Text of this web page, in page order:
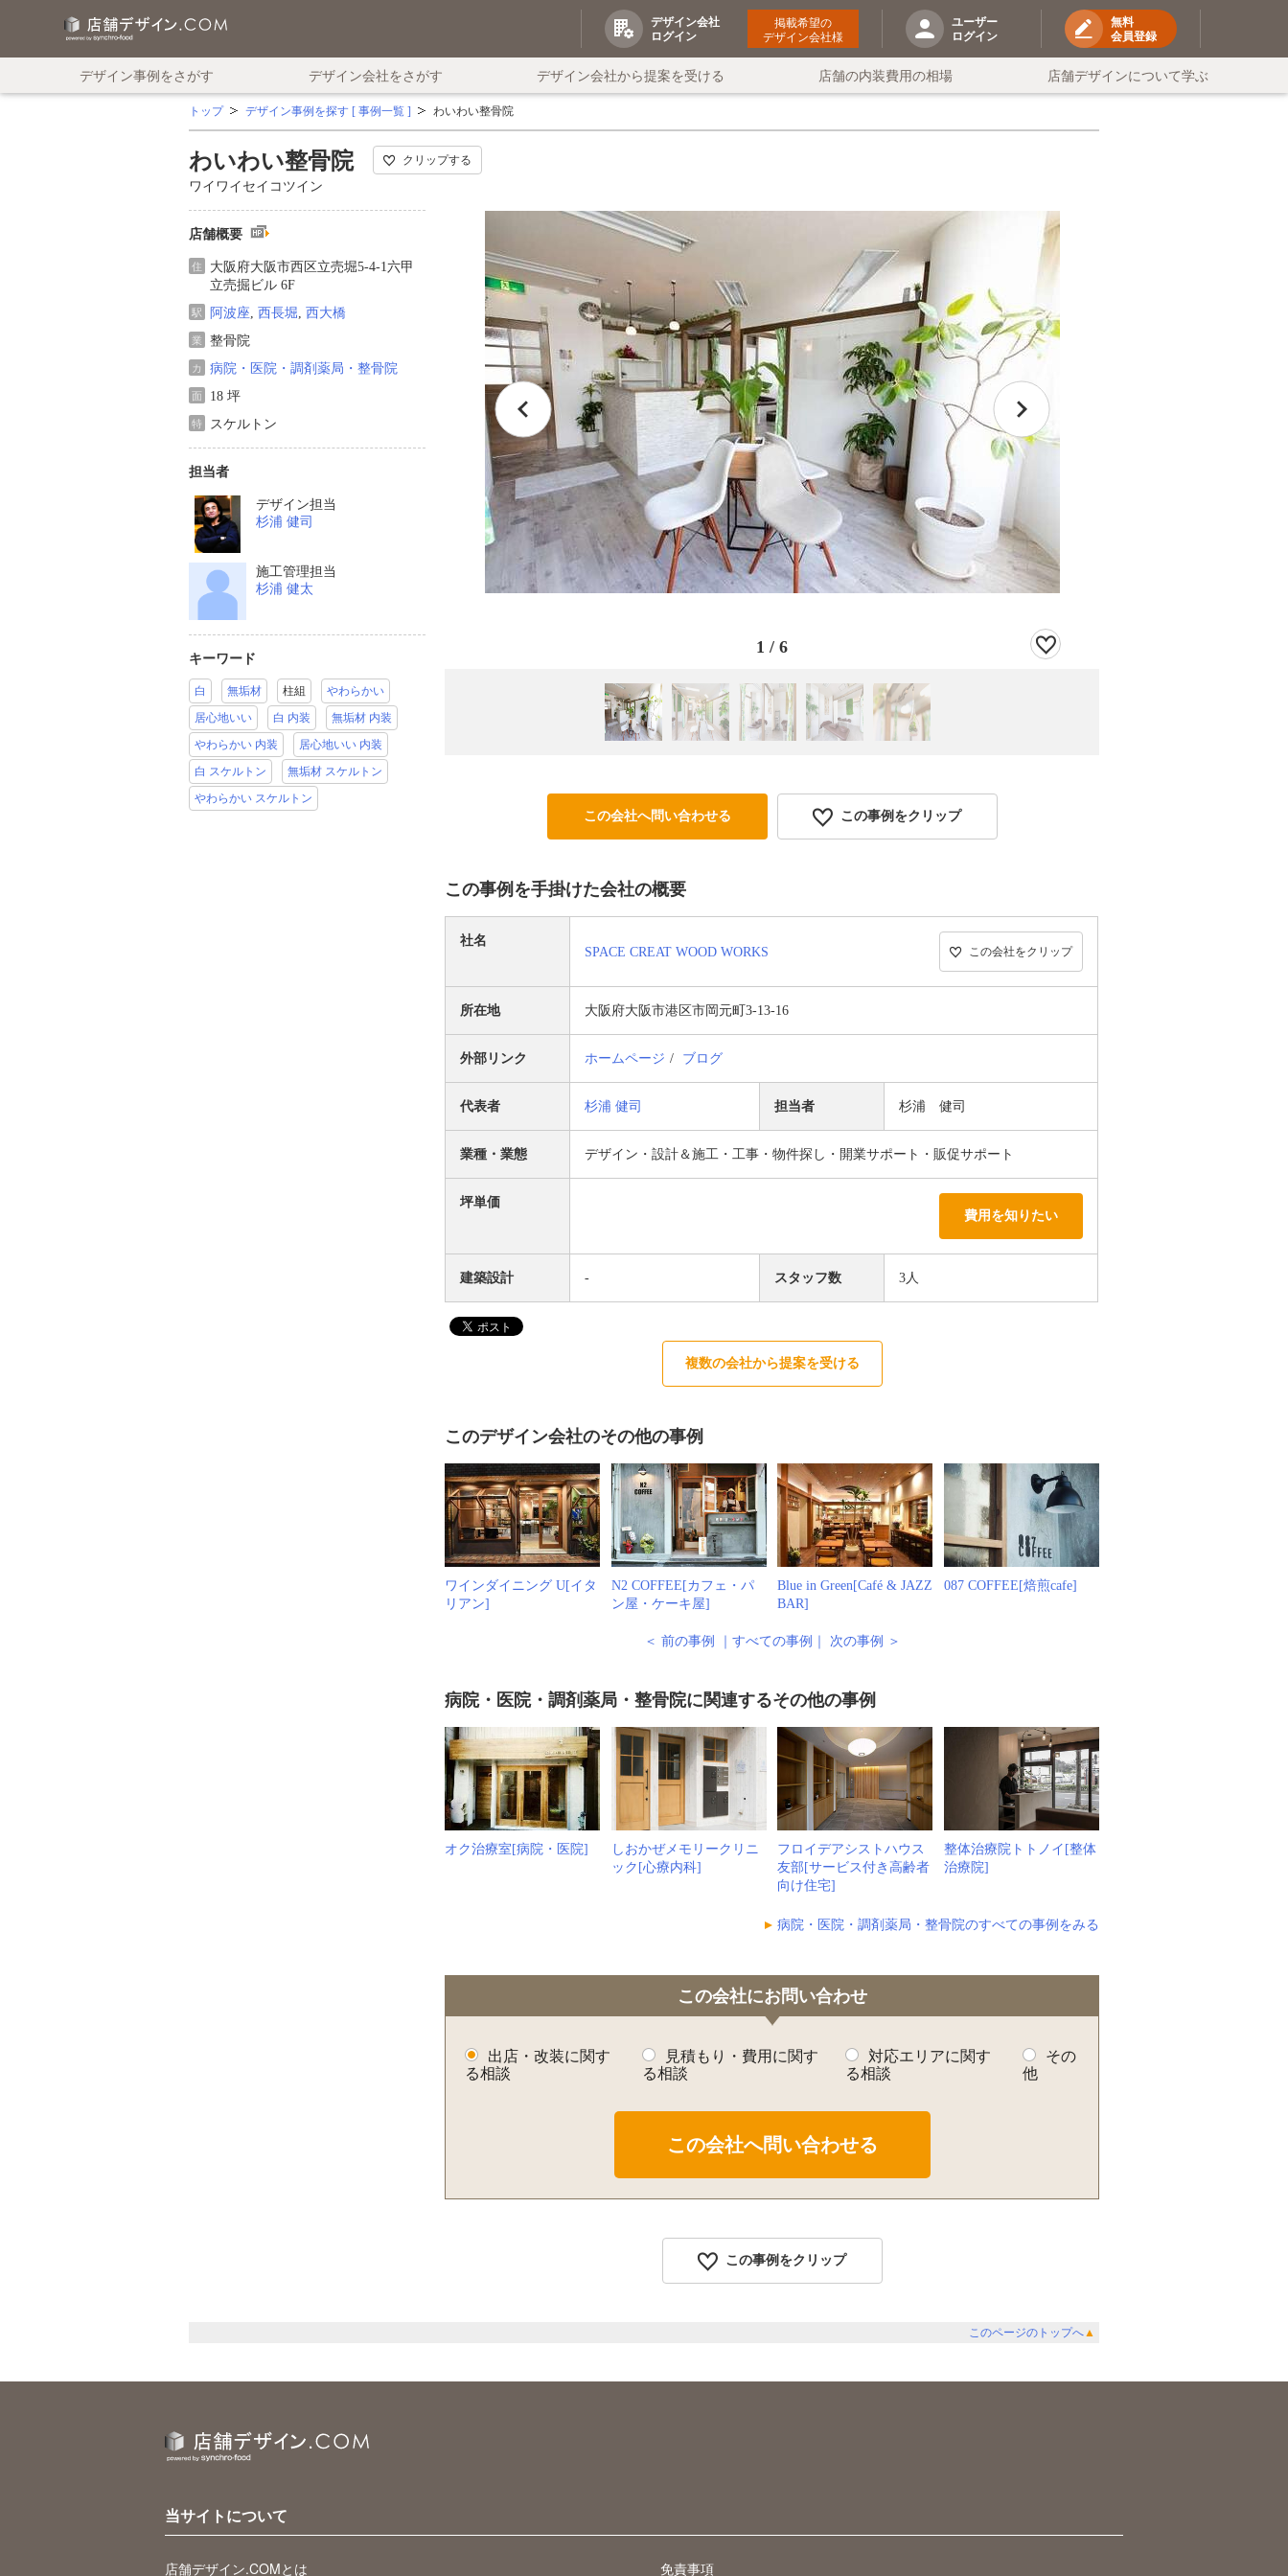
デザイン会社
ログイン
掲載希望の
デザイン会社様
ユーザー
ログイン
無料
会員登録
デザイン事例をさがす デザイン会社をさがす デザイン会社から提案を受ける 店舗の内装費用の相場 店舗デザインについて学ぶ
トップ デザイン事例を探す [ 事例一覧 ] わいわい整骨院
わいわい整骨院
ワイワイセイコツイン
クリップする
店舗概要
住
大阪府大阪市西区立売堀5-4-1六甲
立売掘ビル 6F
駅 阿波座, 西長堀, 西大橋
業 整骨院
カ 病院・医院・調剤薬局・整骨院
面 18 坪
特 スケルトン
担当者
デザイン担当
杉浦 健司
施工管理担当
杉浦 健太
キーワード
白 無垢材 柱組
やわらかい
居心地いい
白 内装
無垢材 内装
やわらかい 内装
居心地いい 内装
白 スケルトン
無垢材 スケルトン
やわらかい スケルトン
1 /6
この会社へ問い合わせる この事例をクリップ
この事例を手掛けた会社の概要
社名
SPACE CREAT WOOD WORKS この会社をクリップ
所在地 大阪府大阪市港区市岡元町3-13-16
外部リンク ホームページ ブログ
代表者 杉浦 健司 担当者 杉浦 健司
業種・業態 デザイン・設計＆施工・工事・物件探し・開業サポート・販促サポート
坪単価
費用を知りたい
建築設計 - スタッフ数 3人
複数の会社から提案を受ける
このデザイン会社のその他の事例
ワインダイニング U[イタ
リアン]
N2 COFFEE[カフェ・パ
ン屋・ケーキ屋]
Blue in Green[Café & JAZZ
BAR]
087 COFFEE[焙煎cafe]
＜ 前の事例 すべての事例 次の事例 ＞
病院・医院・調剤薬局・整骨院に関連するその他の事例
オク治療室[病院・医院]
しおかぜメモリークリニ
ック[心療内科]
フロイデアシストハウス
友部[サービス付き高齢者
向け住宅]
整体治療院トトノイ[整体
治療院]
病院・医院・調剤薬局・整骨院のすべての事例をみる
この会社にお問い合わせ
出店・改装に関す
る相談
見積もり・費用に関す
る相談
対応エリアに関す
る相談
その
他
この事例をクリップ
このページのトップへ▲
当サイトについて
店舗デザイン.COMとは 免責事項